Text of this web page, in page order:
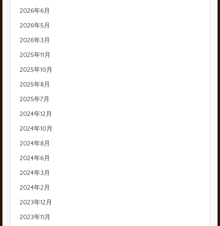
2026年6月
2026年5月
2026年3月
2025年11月
2025年10月
2025年8月
2025年7月
2024年12月
2024年10月
2024年8月
2024年6月
2024年3月
2024年2月
2023年12月
2023年11月